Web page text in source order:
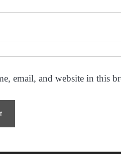
email, and website in this